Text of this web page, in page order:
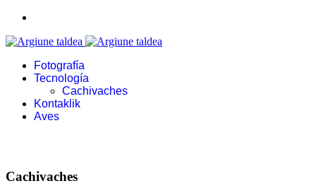
Fotografía
Tecnología
Cachivaches
Kontaklik
Aves
Cachivaches